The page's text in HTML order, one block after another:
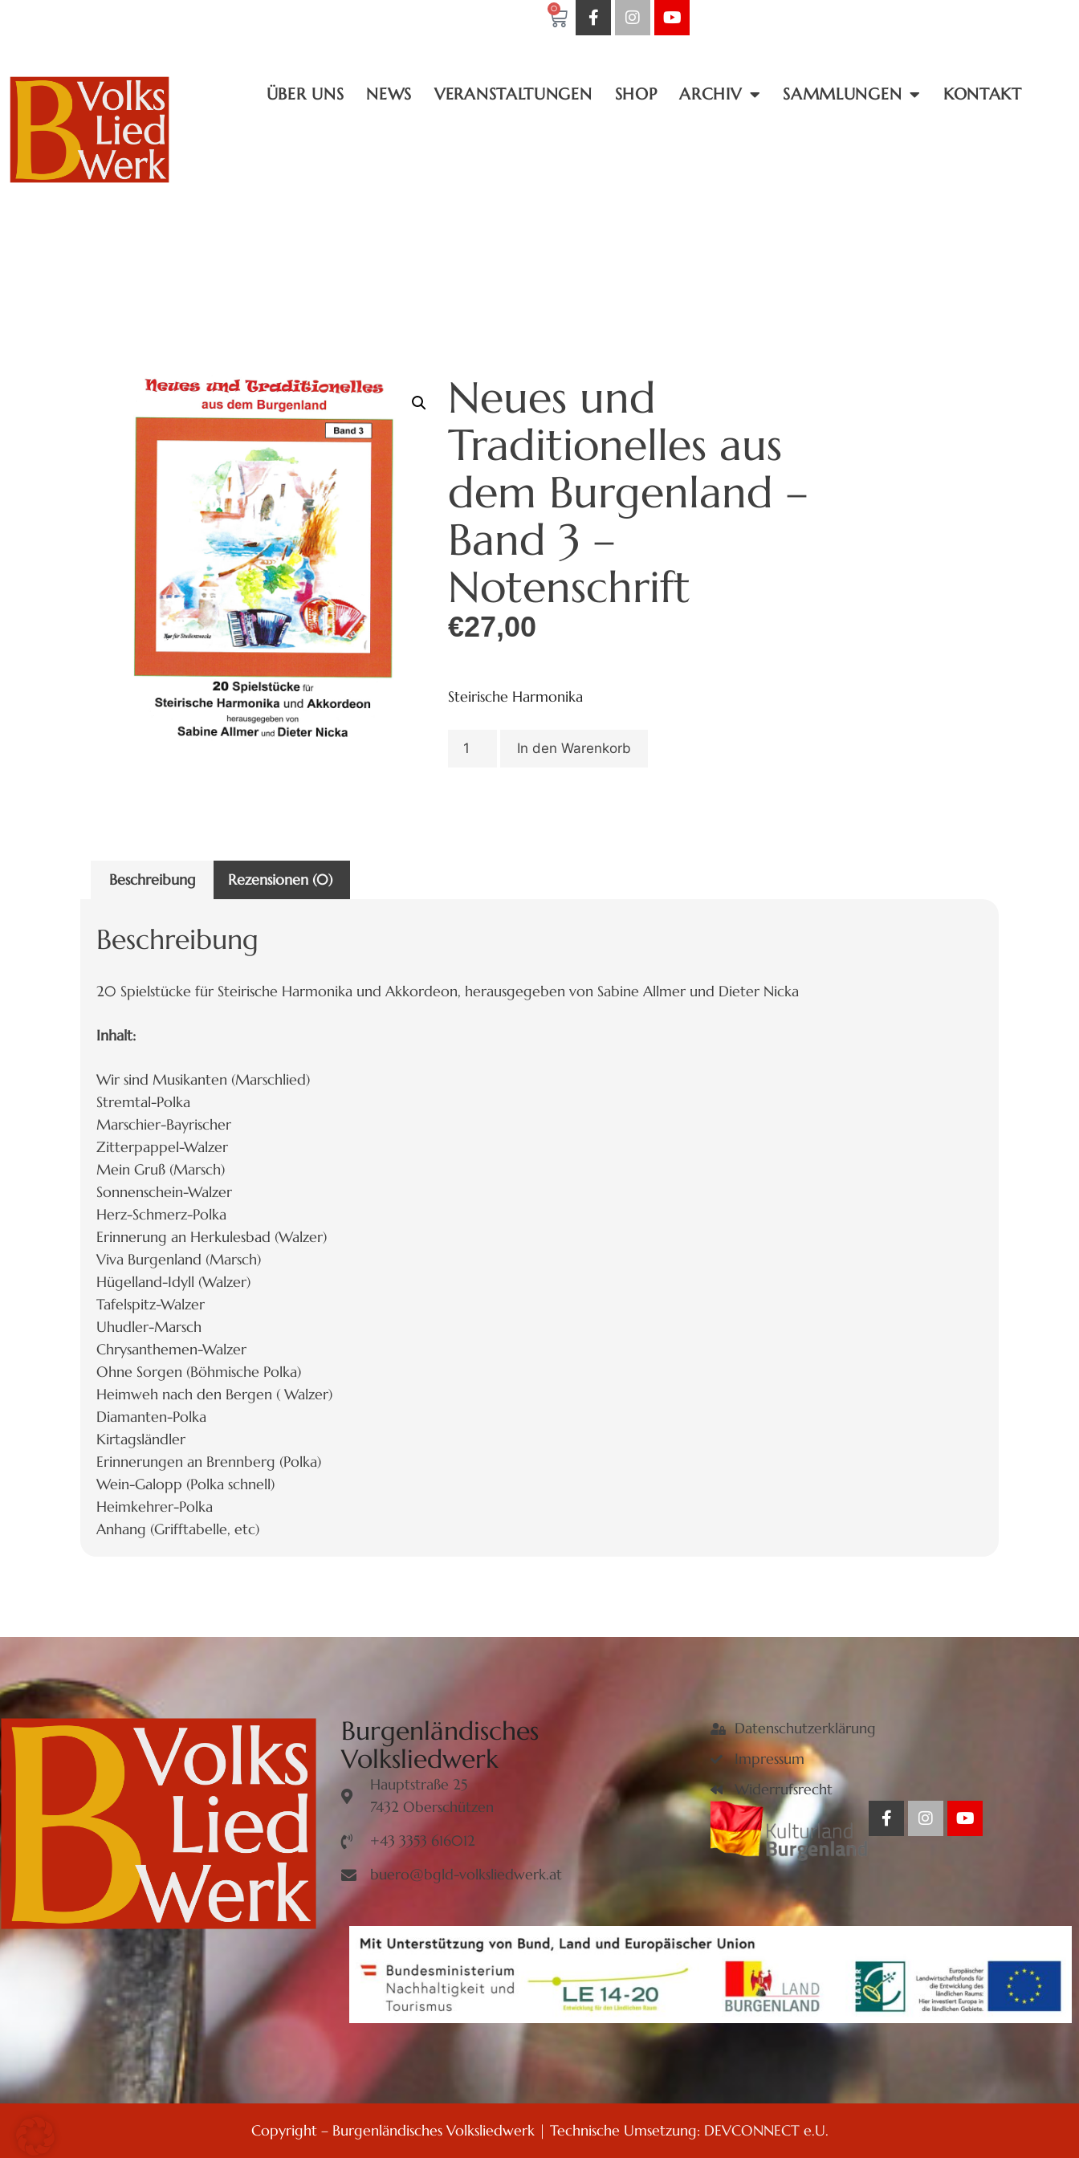
0
ÜBER UNS NEWS VERANSTALTUNGEN SHOP ARCHIV SAMMLUNGEN KONTAKT
Neues und
Traditionelles aus
dem Burgenland –
Band 3 –
Notenschrift
€27,00
Steirische Harmonika
In den Warenkorb
Beschreibung Rezensionen (0)
Beschreibung
20 Spielstücke für Steirische Harmonika und Akkordeon, herausgegeben von Sabine Allmer und Dieter Nicka
Inhalt:
Wir sind Musikanten (Marschlied)
Stremtal-Polka
Marschier-Bayrischer
Zitterpappel-Walzer
Mein Gruß (Marsch)
Sonnenschein-Walzer
Herz-Schmerz-Polka
Erinnerung an Herkulesbad (Walzer)
Viva Burgenland (Marsch)
Hügelland-Idyll (Walzer)
Tafelspitz-Walzer
Uhudler-Marsch
Chrysanthemen-Walzer
Ohne Sorgen (Böhmische Polka)
Heimweh nach den Bergen ( Walzer)
Diamanten-Polka
Kirtagsländler
Erinnerungen an Brennberg (Polka)
Wein-Galopp (Polka schnell)
Heimkehrer-Polka
Anhang (Grifftabelle, etc)
Burgenländisches
Volksliedwerk
Hauptstraße 25
7432 Oberschützen
+43 3353 616012
buero@bgld-volksliedwerk.at
Datenschutzerklärung
Impressum
Widerrufsrecht
Copyright – Burgenländisches Volksliedwerk | Technische Umsetzung: DEVCONNECT e.U.